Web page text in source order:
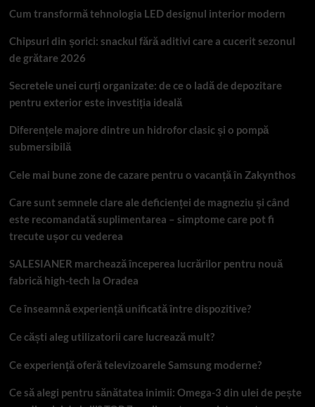
Cum transformă tehnologia LED designul interior modern
Chipsuri din șorici: snackul fără aditivi care a cucerit sezonul
de grătare 2026
Secretele unei curți organizate: de ce o ladă de depozitare
pentru exterior este investiția ideală
Diferențele majore dintre un hidrofor clasic și o pompă
submersibilă
Cele mai bune zone de cazare pentru o vacanță în Zakynthos
Care sunt semnele clare ale deficienței de magneziu și când
este recomandată suplimentarea – simptome care pot fi
trecute ușor cu vederea
SALESIANER marchează începerea lucrărilor pentru nouă
fabrică high-tech la Oradea
Ce înseamnă experiență unificată între dispozitive?
Ce căști aleg utilizatorii care lucrează mult?
Ce experiență oferă televizoarele Samsung moderne?
Ce să alegi pentru sănătatea inimii: Omega-3 din ulei de pește